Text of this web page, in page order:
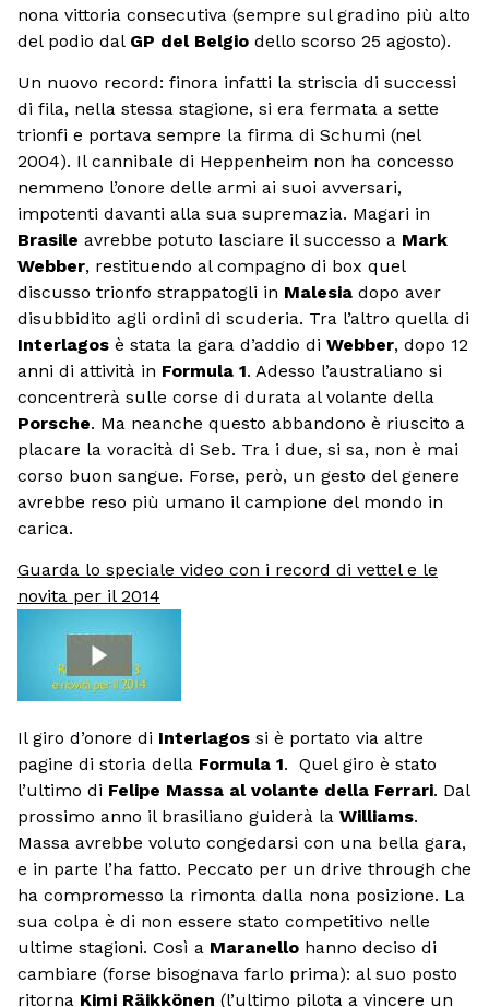
nona vittoria consecutiva (sempre sul gradino più alto
del podio dal GP del Belgio dello scorso 25 agosto).
Un nuovo record: finora infatti la striscia di successi
di fila, nella stessa stagione, si era fermata a sette
trionfi e portava sempre la firma di Schumi (nel
2004). Il cannibale di Heppenheim non ha concesso
nemmeno l’onore delle armi ai suoi avversari,
impotenti davanti alla sua supremazia. Magari in
Brasile avrebbe potuto lasciare il successo a Mark
Webber, restituendo al compagno di box quel
discusso trionfo strappatogli in Malesia dopo aver
disubbidito agli ordini di scuderia. Tra l’altro quella di
Interlagos è stata la gara d’addio di Webber, dopo 12
anni di attività in Formula 1. Adesso l’australiano si
concentrerà sulle corse di durata al volante della
Porsche. Ma neanche questo abbandono è riuscito a
placare la voracità di Seb. Tra i due, si sa, non è mai
corso buon sangue. Forse, però, un gesto del genere
avrebbe reso più umano il campione del mondo in
carica.
Guarda lo speciale video con i record di vettel e le
novita per il 2014
Il giro d’onore di Interlagos si è portato via altre
pagine di storia della Formula 1. Quel giro è stato
l’ultimo di Felipe Massa al volante della Ferrari. Dal
prossimo anno il brasiliano guiderà la Williams.
Massa avrebbe voluto congedarsi con una bella gara,
e in parte l’ha fatto. Peccato per un drive through che
ha compromesso la rimonta dalla nona posizione. La
sua colpa è di non essere stato competitivo nelle
ultime stagioni. Così a Maranello hanno deciso di
cambiare (forse bisognava farlo prima): al suo posto
ritorna Kimi Räikkönen (l’ultimo pilota a vincere un